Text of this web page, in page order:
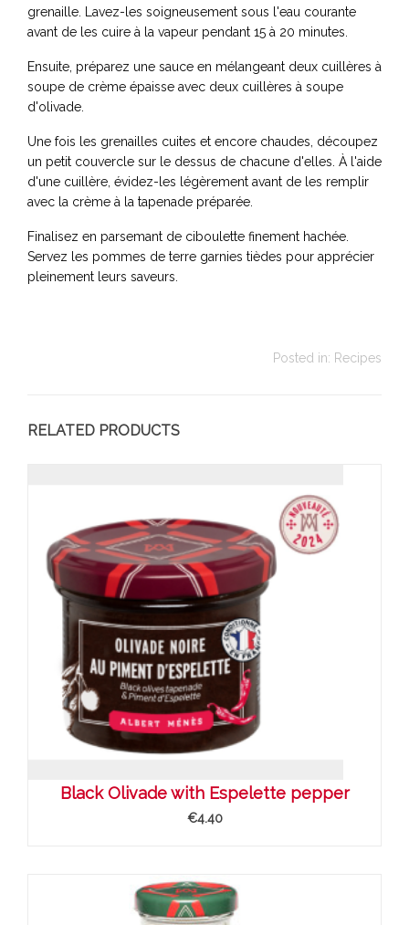
grenaille. Lavez-les soigneusement sous l'eau courante
avant de les cuire à la vapeur pendant 15 à 20 minutes.
Ensuite, préparez une sauce en mélangeant deux cuillères à
soupe de crème épaisse avec deux cuillères à soupe
d'olivade.
Une fois les grenailles cuites et encore chaudes, découpez
un petit couvercle sur le dessus de chacune d'elles. À l'aide
d'une cuillère, évidez-les légèrement avant de les remplir
avec la crème à la tapenade préparée.
Finalisez en parsemant de ciboulette finement hachée.
Servez les pommes de terre garnies tièdes pour apprécier
pleinement leurs saveurs.
Posted in: Recipes
RELATED PRODUCTS
Black Olivade with Espelette pepper
€4.40